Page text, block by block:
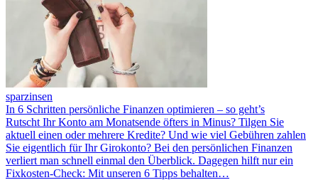
sparzinsen
In 6 Schritten persönliche Finanzen optimieren – so geht’s
Rutscht Ihr Konto am Monatsende öfters in Minus? Tilgen Sie
aktuell einen oder mehrere Kredite? Und wie viel Gebühren zahlen
Sie eigentlich für Ihr Girokonto? Bei den persönlichen Finanzen
verliert man schnell einmal den Überblick. Dagegen hilft nur ein
Fixkosten-Check: Mit unseren 6 Tipps behalten…